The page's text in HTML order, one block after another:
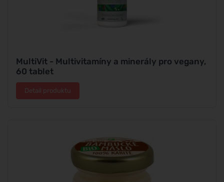
MultiVit - Multivitamíny a minerály pro vegany,
60 tablet
Detail produktu